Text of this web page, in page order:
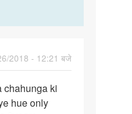
2018 - 12:21 बजे
chahunga ki
hue only